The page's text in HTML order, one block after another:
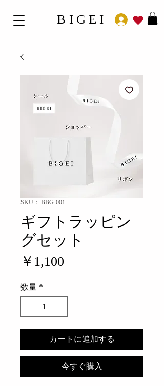
BIGEI
SKU： BBG-001
ギフトラッピン
グセット
￥1,100
数量 *
カートに追加する
今すぐ購入